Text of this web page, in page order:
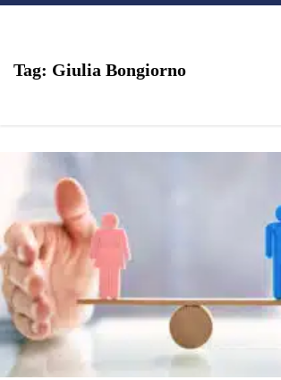
Tag: Giulia Bongiorno